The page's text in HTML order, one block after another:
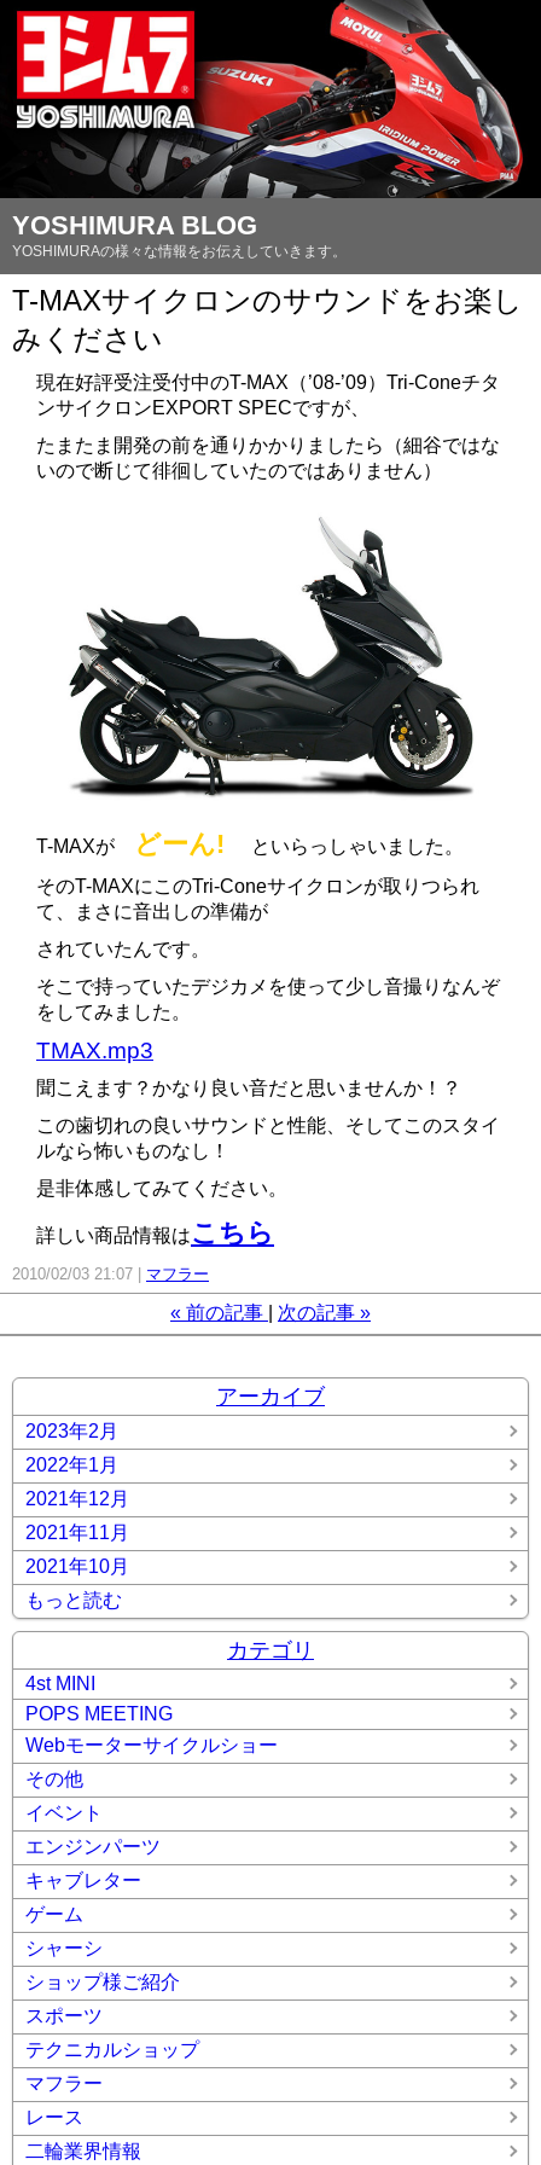
YOSHIMURA BLOG
YOSHIMURAの様々な情報をお伝えしていきます。
T-MAXサイクロンのサウンドをお楽し
みください
現在好評受注受付中のT-MAX（’08-’09）Tri-Coneチタ
ンサイクロンEXPORT SPECですが、
たまたま開発の前を通りかかりましたら（細谷ではな
いので断じて徘徊していたのではありません）
T-MAXが どーん!
といらっしゃいました。
そのT-MAXにこのTri-Coneサイクロンが取りつられ
て、まさに音出しの準備が
されていたんです。
そこで持っていたデジカメを使って少し音撮りなんぞ
をしてみました。
TMAX.mp3
聞こえます？かなり良い音だと思いませんか！？
この歯切れの良いサウンドと性能、そしてこのスタイ
ルなら怖いものなし！
是非体感してみてください。
詳しい商品情報はこちら
2010/02/03 21:07 マフラー
« 前の記事 次の記事 »
アーカイブ
2023年2月
2022年1月
2021年12月
2021年11月
2021年10月
もっと読む
カテゴリ
4st MINI
POPS MEETING
Webモーターサイクルショー
その他
イベント
エンジンパーツ
キャブレター
ゲーム
シャーシ
ショップ様ご紹介
スポーツ
テクニカルショップ
マフラー
レース
二輪業界情報